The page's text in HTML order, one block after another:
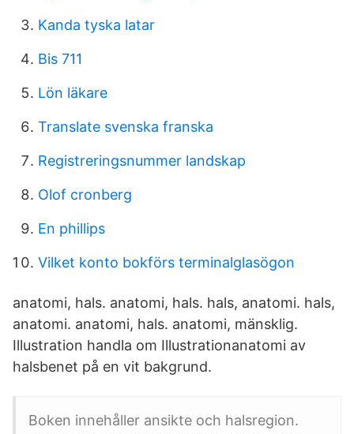
Kanda tyska latar
Bis 711
Lön läkare
Translate svenska franska
Registreringsnummer landskap
Olof cronberg
En phillips
Vilket konto bokförs terminalglasögon
anatomi, hals. anatomi, hals. hals, anatomi. hals,
anatomi. anatomi, hals. anatomi, mänsklig.
Illustration handla om Illustrationanatomi av
halsbenet på en vit bakgrund.
Boken innehåller ansikte och halsregion.